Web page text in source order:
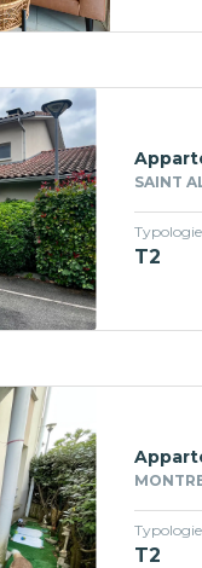
SAINT
Typologie
T2
Typologie
T2